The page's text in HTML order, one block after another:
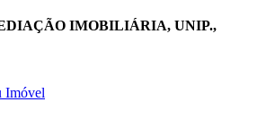
IMOBILIÁRIA, UNIP.,
Imóvel